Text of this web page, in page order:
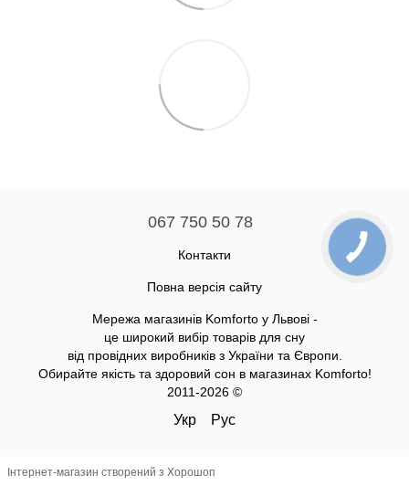
067 750 50 78
Контакти
Повна версія сайту
Мережа магазинів Komforto у Львові -
це широкий вибір товарів для сну
від провідних виробників з України та Європи.
Обирайте якість та здоровий сон в магазинах Komforto!
2011-2026 ©
Укр Рус
Інтернет-магазин створений з Хорошоп